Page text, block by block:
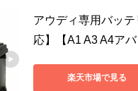
アウディ専用バッ
応】【A1 A3 A4アバ
楽天市場で見る